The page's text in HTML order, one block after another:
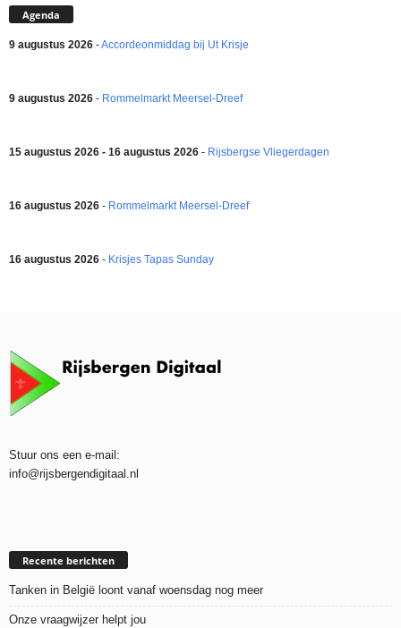
Agenda
9 augustus 2026 -Accordeonmiddag bij Ut Krisje
9 augustus 2026 - Rommelmarkt Meersel-Dreef
15 augustus 2026 - 16 augustus 2026 - Rijsbergse Vliegerdagen
16 augustus 2026 - Rommelmarkt Meersel-Dreef
16 augustus 2026 - Krisjes Tapas Sunday
Stuur ons een e-mail:
info@rijsbergendigitaal.nl
Recente berichten
Tanken in België loont vanaf woensdag nog meer
Onze vraagwijzer helpt jou